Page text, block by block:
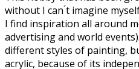
without I can ́t imagine
I find inspiration all around
advertising and world
different styles of painting,
acrylic, because of its